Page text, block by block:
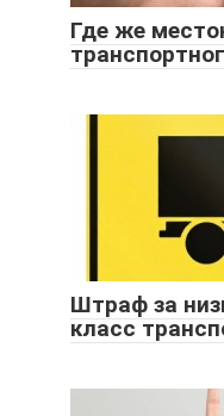
Где же
Штраф за
класс